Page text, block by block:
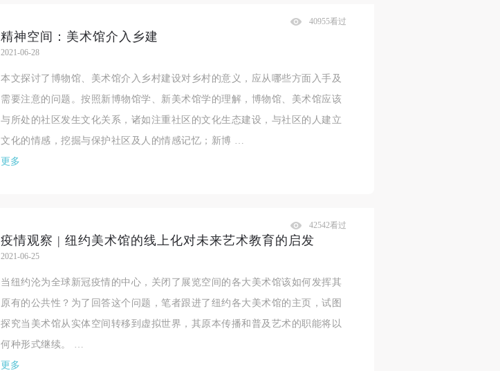
精神空间：美术馆介入乡建
2021-06-28
40955看过
本文探讨了博物馆、美术馆介入乡村建设对乡村的意义，应从哪些方面入手及
需要注意的问题。按照新博物馆学、新美术馆学的理解，博物馆、美术馆应该
与所处的社区发生文化关系，诸如注重社区的文化生态建设，与社区的人建立
文化的情感，挖掘与保护社区及人的情感记忆；新博 …
更多
疫情观察 | 纽约美术馆的线上化对未来艺术教育的启发
2021-06-25
42542看过
当纽约沦为全球新冠疫情的中心，关闭了展览空间的各大美术馆该如何发挥其
原有的公共性？为了回答这个问题，笔者跟进了纽约各大美术馆的主页，试图
探究当美术馆从实体空间转移到虚拟世界，其原本传播和普及艺术的职能将以
何种形式继续。 …
更多
快捷登录 帐号密码登录
登录